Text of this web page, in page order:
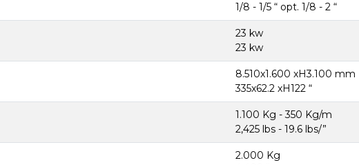
1/8 - 1/5 “ opt. 1/8 - 2 “
23 kw
23 kw
8.510x1.600 xH3.100 mm
335x62.2 xH122 “
1.100 Kg - 350 Kg/m
2,425 lbs - 19.6 lbs/”
2.000 Kg